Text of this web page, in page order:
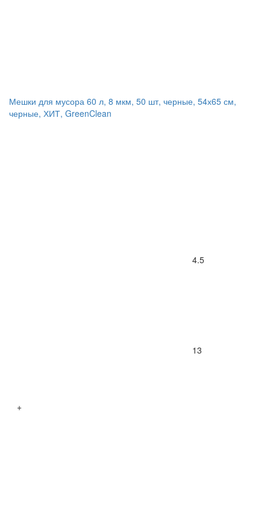
Мешки для мусора 60 л, 8 мкм, 50 шт, черные, 54х65 см,
черные, ХИТ, GreenClean
4.5
13
+